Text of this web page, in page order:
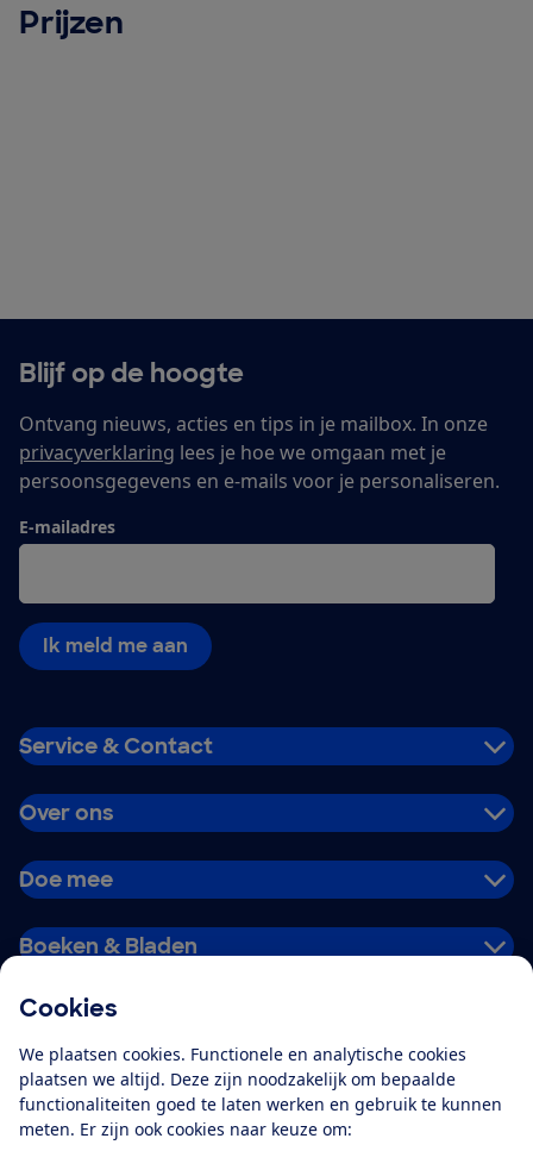
Cookies
We plaatsen cookies. Functionele en analytische cookies
plaatsen we altijd. Deze zijn noodzakelijk om bepaalde
functionaliteiten goed te laten werken en gebruik te kunnen
meten. Er zijn ook cookies naar keuze om:
Prijzen
Blijf op de hoogte
Ontvang nieuws, acties en tips in je mailbox. In onze
privacyverklaring lees je hoe we omgaan met je
persoonsgegevens en e-mails voor je personaliseren.
E-mailadres
Ik meld me aan
Service & Contact
Over ons
Doe mee
Boeken & Bladen
Alles over de